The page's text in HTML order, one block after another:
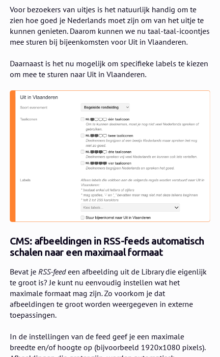
Voor bezoekers van uitjes is het natuurlijk handig om te
zien hoe goed je Nederlands moet zijn om van het uitje te
kunnen genieten. Daarom kunnen we nu taal-taal-icoontjes
mee sturen bij bijeenkomsten voor Uit in Vlaanderen.
Daarnaast is het nu mogelijk om specifieke labels te kiezen
om mee te sturen naar Uit in Vlaanderen.
CMS: afbeeldingen in RSS-feeds automatisch
schalen naar een maximaal formaat
Bevat je RSS-feedeen afbeelding uit de Library die eigenlijk
te groot is? Je kunt nu eenvoudig instellen wat het
maximale formaat mag zijn. Zo voorkom je dat
afbeeldingen te groot worden weergegeven in externe
toepassingen.
In de instellingen van de feed geef je een maximale
breedte en/of hoogte op (bijvoorbeeld 1920x1080 pixels).